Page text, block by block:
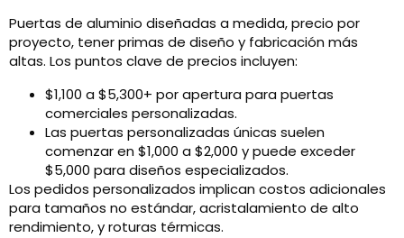
Puertas de aluminio diseñadas a medida, precio por
proyecto, tener primas de diseño y fabricación más
altas. Los puntos clave de precios incluyen:
$1,100 a $5,300+ por apertura para puertas
comerciales personalizadas.
Las puertas personalizadas únicas suelen
comenzar en $1,000 a $2,000 y puede exceder
$5,000 para diseños especializados.
Los pedidos personalizados implican costos adicionales
para tamaños no estándar, acristalamiento de alto
rendimiento, y roturas térmicas.